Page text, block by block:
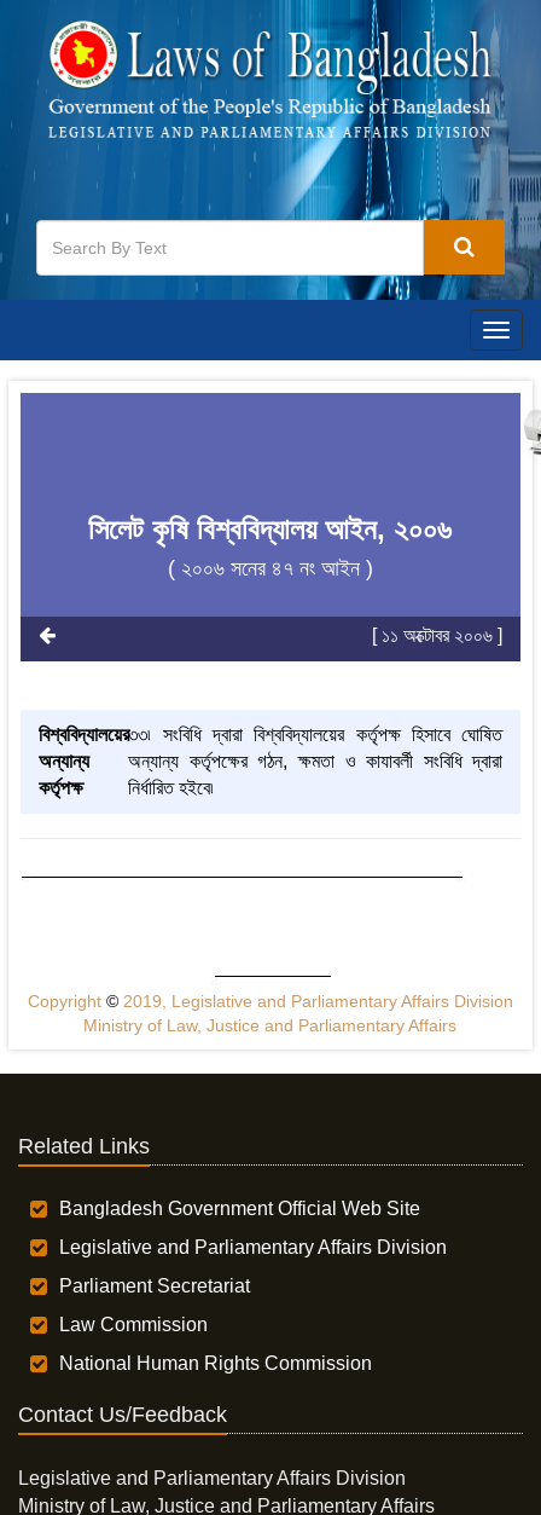
সিলেট কৃষি বিশ্ববিদ্যালয় আইন, ২০০৬
( ২০০৬ সনের ৪৭ নং আইন )
[ ১১ অক্টোবর ২০০৬ ]
বিশ্ববিদ্যালয়ের
অন্যান্য
কর্তৃপক্ষ
৩৩৷ সংবিধি দ্বারা বিশ্ববিদ্যালয়ের কর্তৃপক্ষ হিসাবে ঘোষিত
অন্যান্য কর্তৃপক্ষের গঠন, ক্ষমতা ও কাযাবর্লী সংবিধি দ্বারা
নির্ধারিত হইবে৷
Copyright ©2019, Legislative and Parliamentary Affairs Division
Ministry of Law, Justice and Parliamentary Affairs
Related Links
Bangladesh Government Official Web Site
Legislative and Parliamentary Affairs Division
Parliament Secretariat
Law Commission
National Human Rights Commission
Contact Us/Feedback
Legislative and Parliamentary Affairs Division
Ministry of Law, Justice and Parliamentary Affairs